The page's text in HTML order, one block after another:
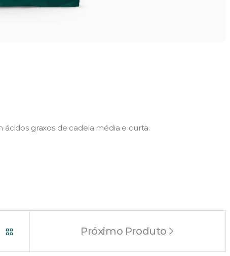
graxos de cadeia média e curta.
Próximo Produto